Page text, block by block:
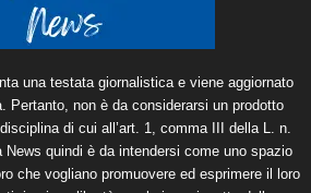
una testata giornalistica e viene aggiornato
Pertanto, non è da considerarsi un prodotto
di cui all’art. 1, comma III della L. n.
News quindi è da intendersi come uno spazio
che vogliano promuovere ed esprimere il loro